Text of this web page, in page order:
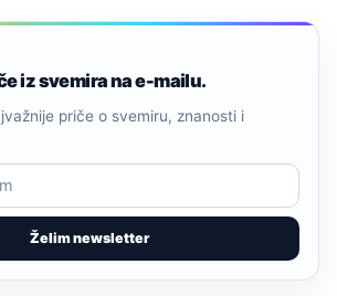
iz svemira na e-mailu.
Želim newsletter
priče o svemiru, znanosti i